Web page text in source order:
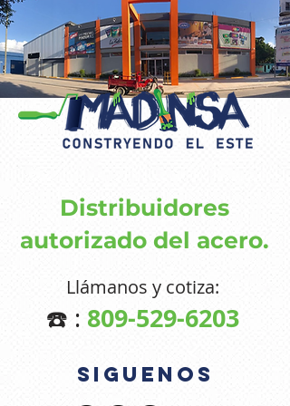
Distribuidores
autorizado del acero.
Llámanos y cotiza:
☎️ : 809-529-6203
sIGUENOS